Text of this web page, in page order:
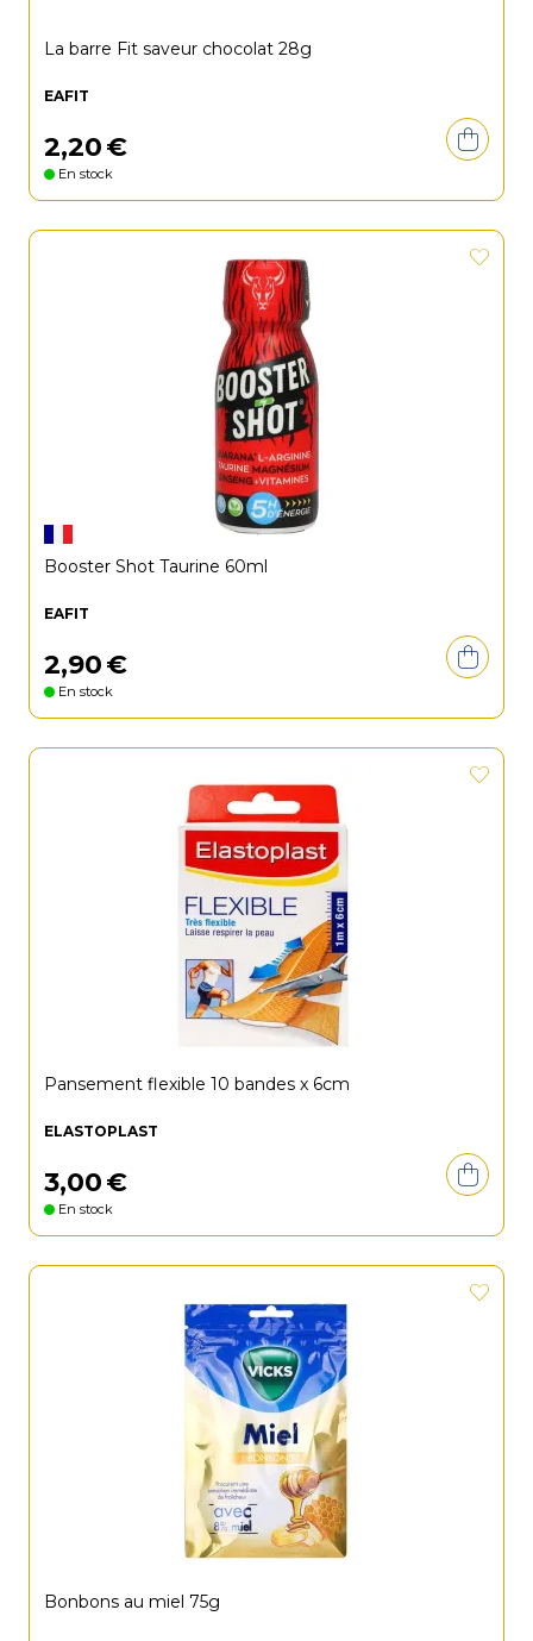
La barre Fit saveur chocolat 28g
EAFIT
2,20€
En stock
Booster Shot Taurine 60ml
EAFIT
2,90€
En stock
Pansement flexible 10 bandes x 6cm
ELASTOPLAST
3,00€
En stock
Bonbons au miel 75g